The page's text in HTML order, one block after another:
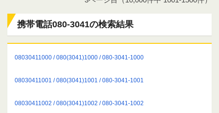
携帯電話080-3041の検索結果
08030411000 / 080(3041)1000 / 080-3041-1000
08030411001 / 080(3041)1001 / 080-3041-1001
08030411002 / 080(3041)1002 / 080-3041-1002